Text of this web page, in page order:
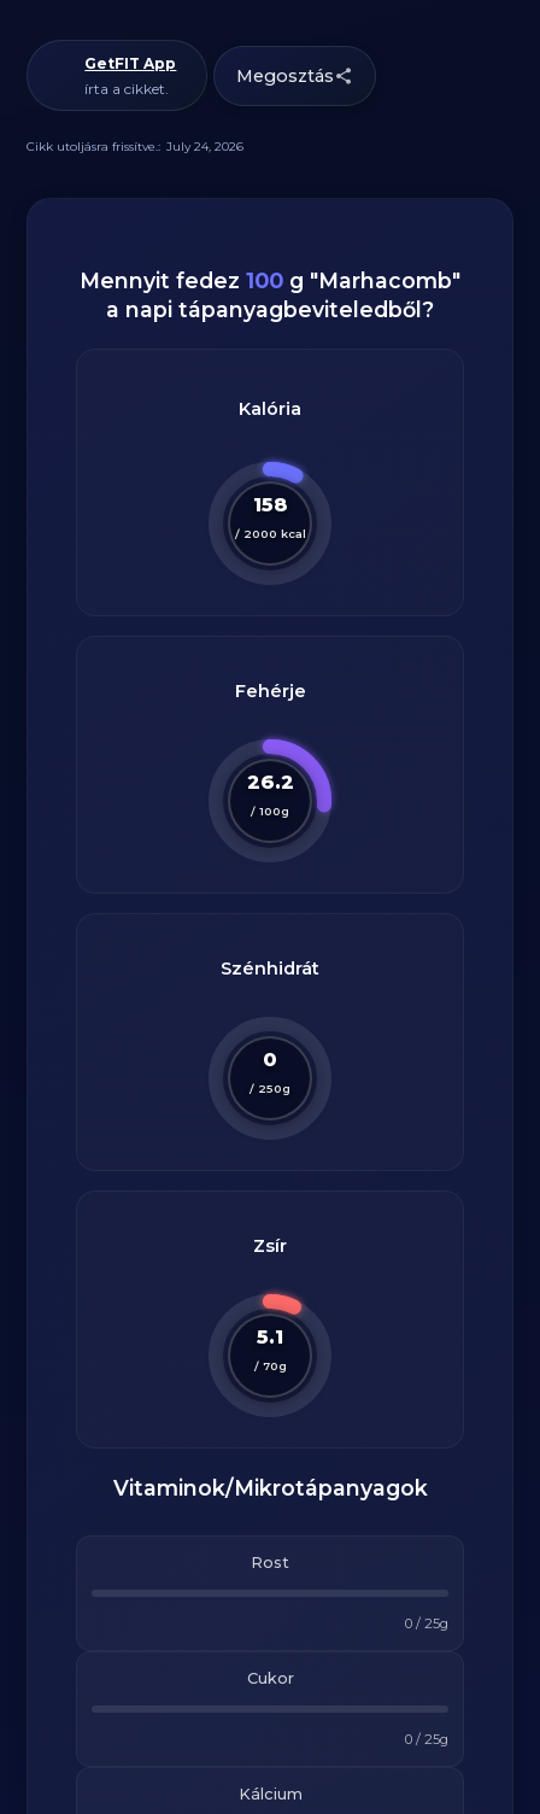
GetFIT App
írta a cikket.
Megosztás
Cikk utoljásra frissítve.: July 24, 2026
Mennyit fedez 100 g "Marhacomb"
a napi tápanyagbeviteledből?
Kalória
158
/ 2000 kcal
Fehérje
26.2
/ 100g
Szénhidrát
0
/ 250g
Zsír
5.1
/ 70g
Vitaminok/Mikrotápanyagok
Rost
0/ 25g
Cukor
0/ 25g
Kálcium